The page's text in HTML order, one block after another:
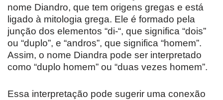
nome Diandro, que tem origens gregas e está
ligado à mitologia grega. Ele é formado pela
junção dos elementos “di-“, que significa “dois”
ou “duplo”, e “andros”, que significa “homem”.
Assim, o nome Diandra pode ser interpretado
como “duplo homem” ou “duas vezes homem”.
Essa interpretação pode sugerir uma conexão